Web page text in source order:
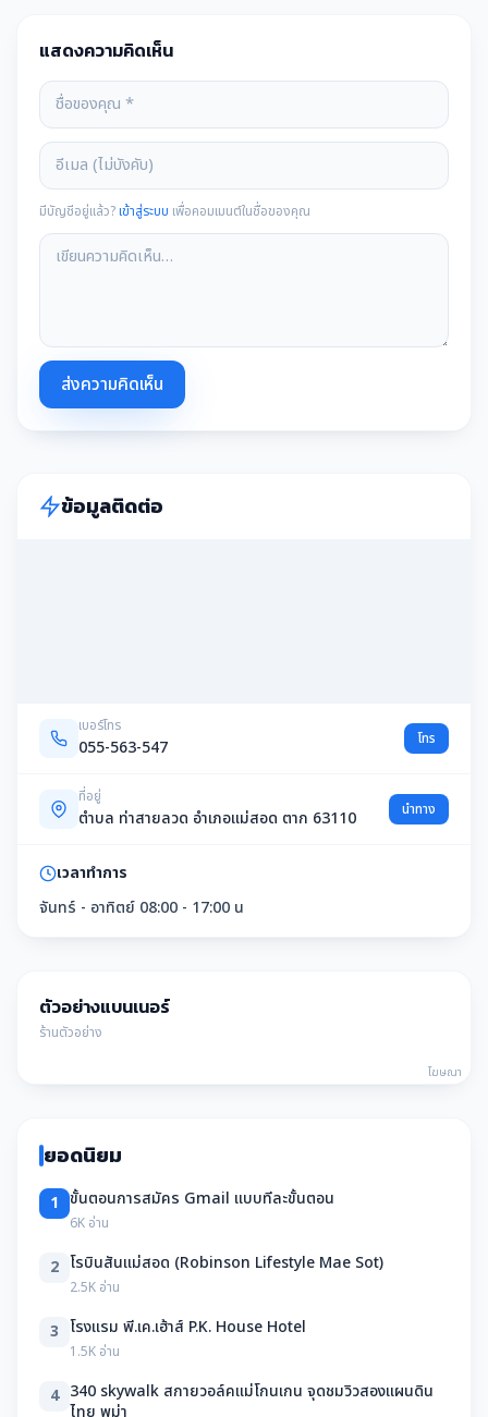
แสดงความคิดเห็น
มีบัญชีอยู่แล้ว?เข้าสู่ระบบ เพื่อคอมเมนต์ในชื่อของคุณ
ส่งความคิดเห็น
ข้อมูลติดต่อ
เบอร์โทร
055-563-547 โทร
ที่อยู่
ตำบล ท่าสายลวด อำเภอแม่สอด ตาก 63110 นำทาง
เวลาทำการ
จันทร์ - อาทิตย์ 08:00 - 17:00 น
ตัวอย่างแบนเนอร์
ร้านตัวอย่าง
โฆษณา
ยอดนิยม
1 ขั้นตอนการสมัคร Gmail แบบทีละขั้นตอน
6K อ่าน
2 โรบินสันแม่สอด (Robinson Lifestyle Mae Sot)
2.5K อ่าน
3 โรงแรม พี.เค.เฮ้าส์ P.K. House Hotel
1.5K อ่าน
4 340 skywalk สกายวอล์คแม่โกนเกน จุดชมวิวสองแผนดิน
ไทย พม่า